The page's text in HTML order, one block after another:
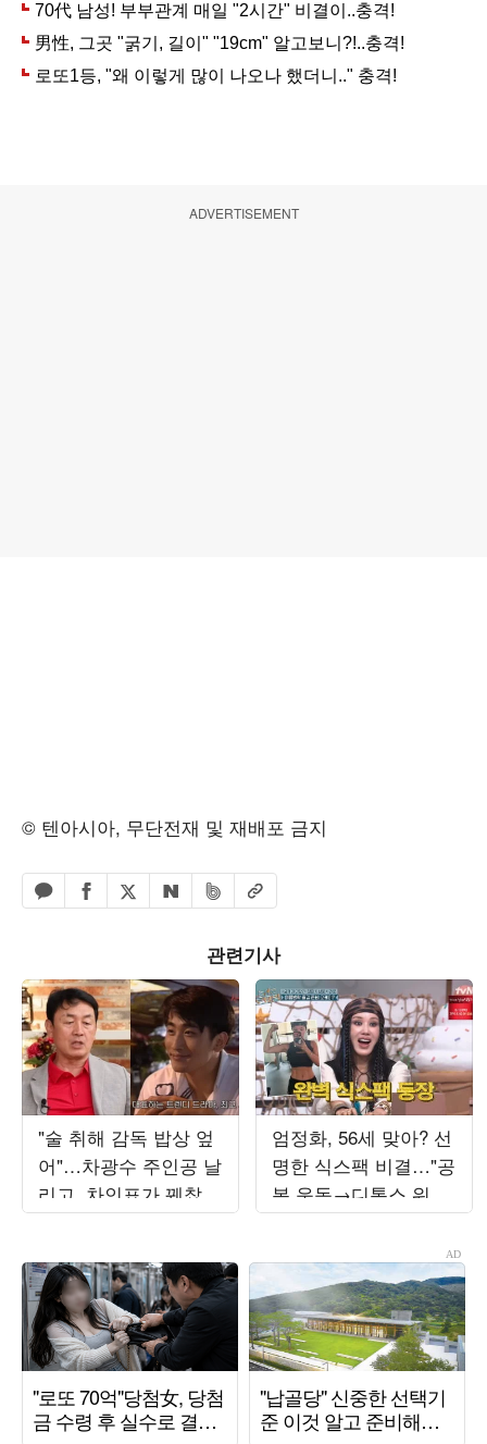
ADVERTISEMENT
© 텐아시아, 무단전재 및 재배포 금지
카카오톡 공유하기
페이스북 공유하기
엑스 공유하기
네이버 공유하기
밴드 공유하기
URL복사
관련기사
"술 취해 감독 밥상 엎
어"…차광수 주인공 날
리고, 차인표가 꿰찼다
('요즘뭐해')
엄정화, 56세 맞아? 선
명한 식스팩 비결…"공
복 운동→디톡스 워터"
('놀토')